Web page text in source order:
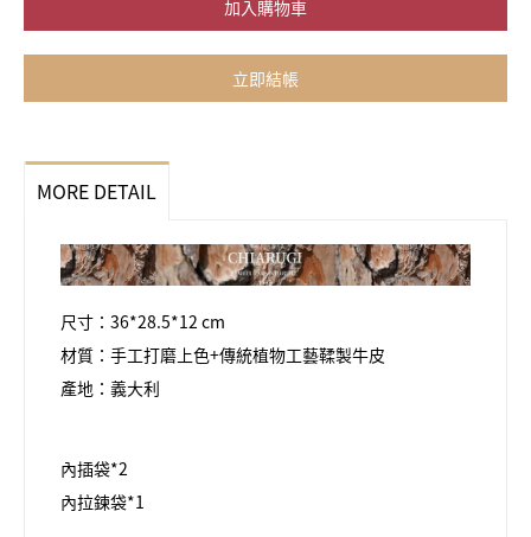
加入購物車
立即結帳
MORE DETAIL
尺寸：36*28.5*12 cm
材質：手工打磨上色+傳統植物工藝鞣製牛皮
產地：義大利
內插袋*2
內拉鍊袋*1